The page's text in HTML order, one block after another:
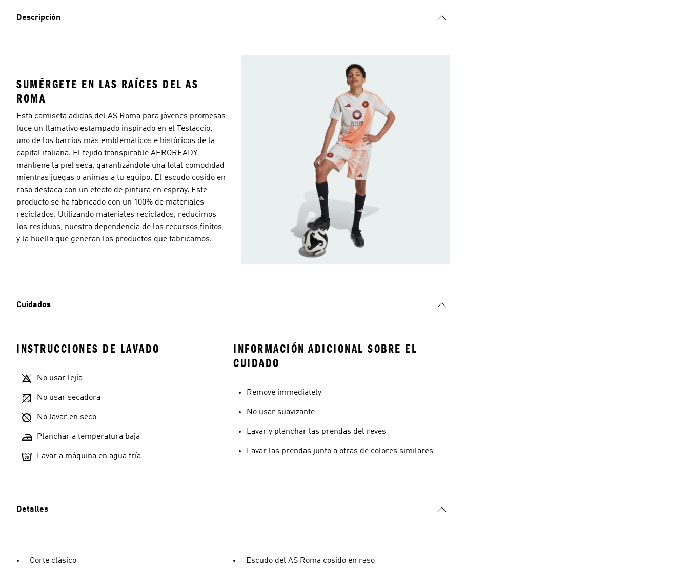
Descripción
SUMÉRGETE EN LAS RAÍCES DEL AS
ROMA
Esta camiseta adidas del AS Roma para jóvenes promesas
luce un llamativo estampado inspirado en el Testaccio,
uno de los barrios más emblemáticos e históricos de la
capital italiana. El tejido transpirable AEROREADY
mantiene la piel seca, garantizándote una total comodidad
mientras juegas o animas a tu equipo. El escudo cosido en
raso destaca con un efecto de pintura en espray. Este
producto se ha fabricado con un 100% de materiales
reciclados. Utilizando materiales reciclados, reducimos
los residuos, nuestra dependencia de los recursos finitos
y la huella que generan los productos que fabricamos.
Cuidados
INSTRUCCIONES DE LAVADO
No usar lejía
No usar secadora
No lavar en seco
Planchar a temperatura baja
Lavar a máquina en agua fría
INFORMACIÓN ADICIONAL SOBRE EL
CUIDADO
Remove immediately
No usar suavizante
Lavar y planchar las prendas del revés
Lavar las prendas junto a otras de colores similares
Detalles
Corte clásico Escudo del AS Roma cosido en raso